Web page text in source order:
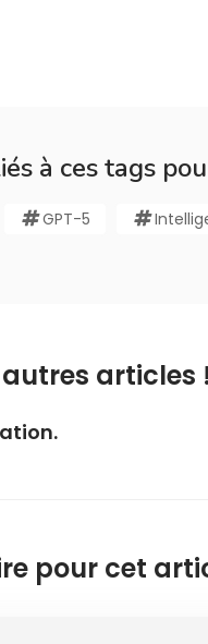
à ces tags
GPT-5
autres articles !
pour cet